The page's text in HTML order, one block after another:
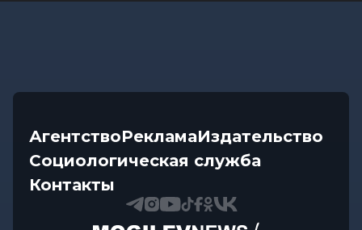
АгентствоРекламаИздательство
Социологическая служба
Контакты